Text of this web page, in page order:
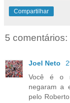
Compartilhar
5 comentários:
Joel Neto
Você é o
negaram a
pelo